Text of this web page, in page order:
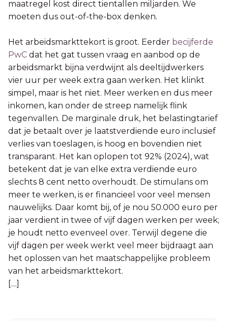
maatregel kost direct tientallen miljarden. We
moeten dus out-of-the-box denken.
Het arbeidsmarkttekort is groot. Eerder becijferde
PwC dat het gat tussen vraag en aanbod op de
arbeidsmarkt bijna verdwijnt als deeltijdwerkers
vier uur per week extra gaan werken. Het klinkt
simpel, maar is het niet. Meer werken en dus meer
inkomen, kan onder de streep namelijk flink
tegenvallen. De marginale druk, het belastingtarief
dat je betaalt over je laatstverdiende euro inclusief
verlies van toeslagen, is hoog en bovendien niet
transparant. Het kan oplopen tot 92% (2024), wat
betekent dat je van elke extra verdiende euro
slechts 8 cent netto overhoudt. De stimulans om
meer te werken, is er financieel voor veel mensen
nauwelijks. Daar komt bij, of je nou 50.000 euro per
jaar verdient in twee of vijf dagen werken per week;
je houdt netto evenveel over. Terwijl degene die
vijf dagen per week werkt veel meer bijdraagt aan
het oplossen van het maatschappelijke probleem
van het arbeidsmarkttekort.
[....]